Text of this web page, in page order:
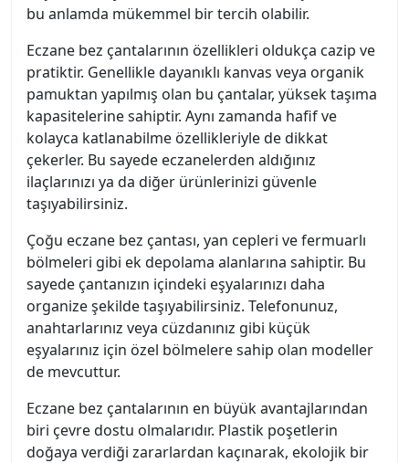
bu anlamda mükemmel bir tercih olabilir.
Eczane bez çantalarının özellikleri oldukça cazip ve
pratiktir. Genellikle dayanıklı kanvas veya organik
pamuktan yapılmış olan bu çantalar, yüksek taşıma
kapasitelerine sahiptir. Aynı zamanda hafif ve
kolayca katlanabilme özellikleriyle de dikkat
çekerler. Bu sayede eczanelerden aldığınız
ilaçlarınızı ya da diğer ürünlerinizi güvenle
taşıyabilirsiniz.
Çoğu eczane bez çantası, yan cepleri ve fermuarlı
bölmeleri gibi ek depolama alanlarına sahiptir. Bu
sayede çantanızın içindeki eşyalarınızı daha
organize şekilde taşıyabilirsiniz. Telefonunuz,
anahtarlarınız veya cüzdanınız gibi küçük
eşyalarınız için özel bölmelere sahip olan modeller
de mevcuttur.
Eczane bez çantalarının en büyük avantajlarından
biri çevre dostu olmalarıdır. Plastik poşetlerin
doğaya verdiği zararlardan kaçınarak, ekolojik bir